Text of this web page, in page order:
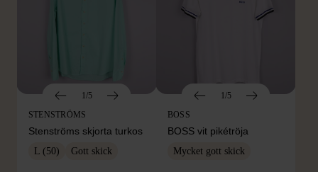
1/5
STENSTRÖMS
Stenströms skjorta turkos
L (50) Gott skick
1/5
BOSS
BOSS vit pikétröja
Mycket gott skick